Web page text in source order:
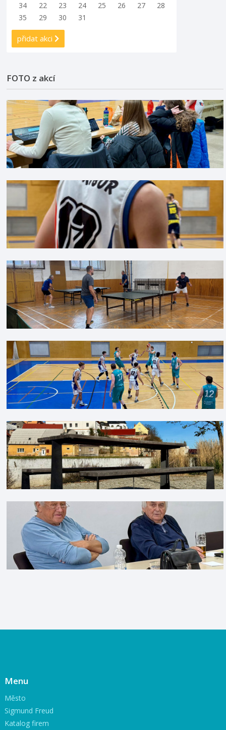
34
22 23 24 25 26 27
28
35
29 30 31
přidat akci
FOTO z akcí
Menu
Město
Sigmund Freud
Katalog firem